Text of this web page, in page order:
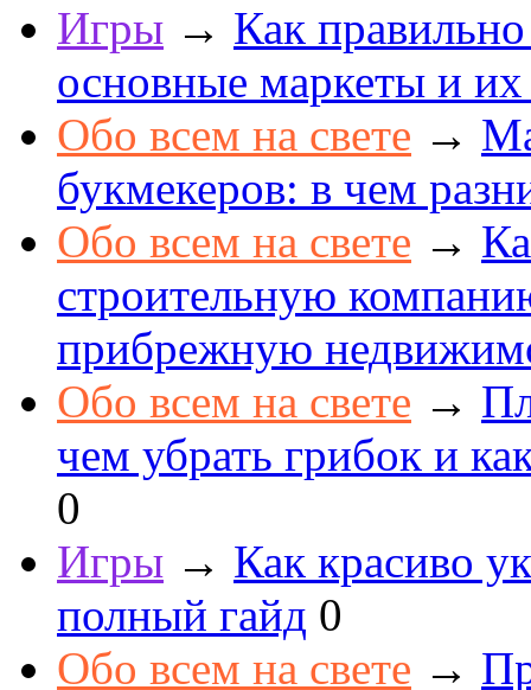
Игры → Как
основные маркеты и
Обо всем на свете →
букмекеров: в чем
Обо всем на свете →
строительную
прибрежную
Обо всем на свете →
чем убрать грибок и
0
Игры → Как красиво
полный гайд 0
Обо всем на свете →